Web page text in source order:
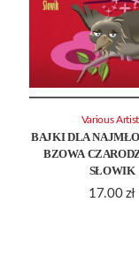
BAJKI DLA
BZOWA
SŁOWIK
17.00 zł
Various